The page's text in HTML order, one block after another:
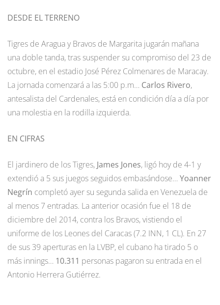
DESDE EL TERRENO
Tigres de Aragua y Bravos de Margarita jugarán mañana
una doble tanda, tras suspender su compromiso del 23 de
octubre, en el estadio José Pérez Colmenares de Maracay.
La jornada comenzará a las 5:00 p.m… Carlos Rivero,
antesalista del Cardenales, está en condición día a día por
una molestia en la rodilla izquierda.
EN CIFRAS
El jardinero de los Tigres, James Jones, ligó hoy de 4-1 y
extendió a 5 sus juegos seguidos embasándose… Yoanner
Negrín completó ayer su segunda salida en Venezuela de
al menos 7 entradas. La anterior ocasión fue el 18 de
diciembre del 2014, contra los Bravos, vistiendo el
uniforme de los Leones del Caracas (7.2 INN, 1 CL). En 27
de sus 39 aperturas en la LVBP, el cubano ha tirado 5 o
más innings… 10.311 personas pagaron su entrada en el
Antonio Herrera Gutiérrez.